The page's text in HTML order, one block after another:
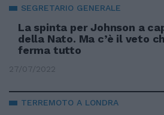
SEGRETARIO GENERALE
La spinta per Johnson a
della Nato. Ma c’è il veto
ferma tutto
27/07/2022
TERREMOTO A LONDRA